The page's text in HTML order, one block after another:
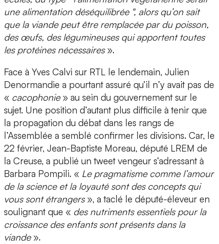
une alimentation déséquilibrée ", alors qu’on sait
que la viande peut être remplacée par du poisson,
des œufs, des légumineuses qui apportent toutes
les protéines nécessaires».
Face à Yves Calvi sur RTL le lendemain, Julien
Denormandie a pourtant assuré qu’il n’y avait pas de
« cacophonie» au sein du gouvernement sur le
sujet. Une position d’autant plus difficile à tenir que
la propagation du débat dans les rangs de
l’Assemblée a semblé confirmer les divisions. Car, le
22 février, Jean-Baptiste Moreau, député LREM de
la Creuse, a publié un tweet vengeur s’adressant à
Barbara Pompili. « Le pragmatisme comme l’amour
de la science et la loyauté sont des concepts qui
vous sont étrangers», a taclé le député-éleveur en
soulignant que « des nutriments essentiels pour la
croissance des enfants sont présents dans la
viande».